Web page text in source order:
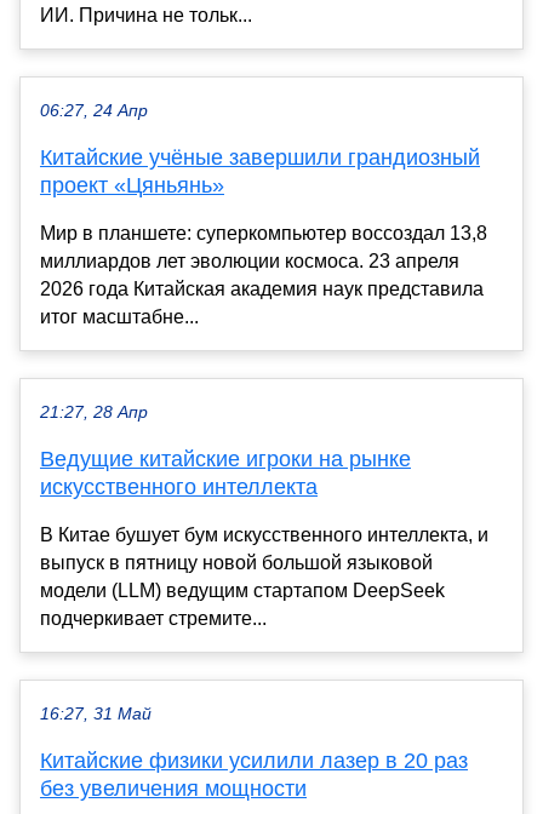
ИИ. Причина не тольк...
06:27, 24 Апр
Китайские учёные завершили грандиозный
проект «Цяньянь»
Мир в планшете: суперкомпьютер воссоздал 13,8
миллиардов лет эволюции космоса. 23 апреля
2026 года Китайская академия наук представила
итог масштабне...
21:27, 28 Апр
Ведущие китайские игроки на рынке
искусственного интеллекта
В Китае бушует бум искусственного интеллекта, и
выпуск в пятницу новой большой языковой
модели (LLM) ведущим стартапом DeepSeek
подчеркивает стремите...
16:27, 31 Май
Китайские физики усилили лазер в 20 раз
без увеличения мощности